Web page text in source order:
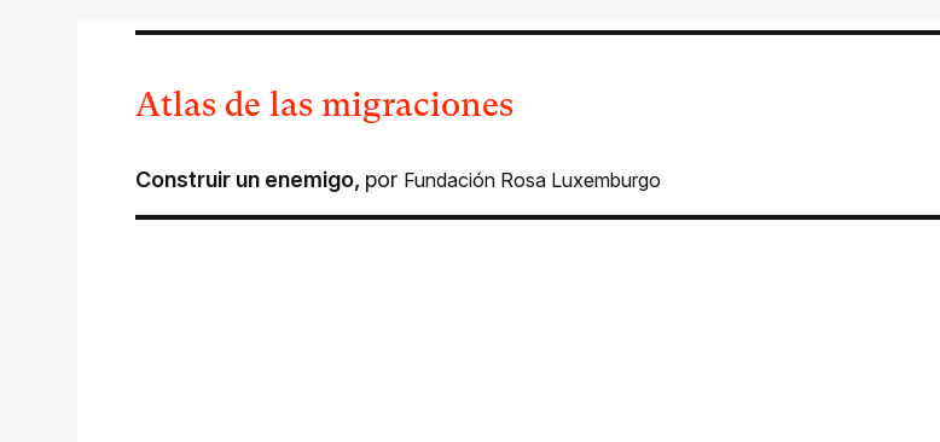
Atlas de las migraciones
Construir un enemigo, por Fundación Rosa Luxemburgo